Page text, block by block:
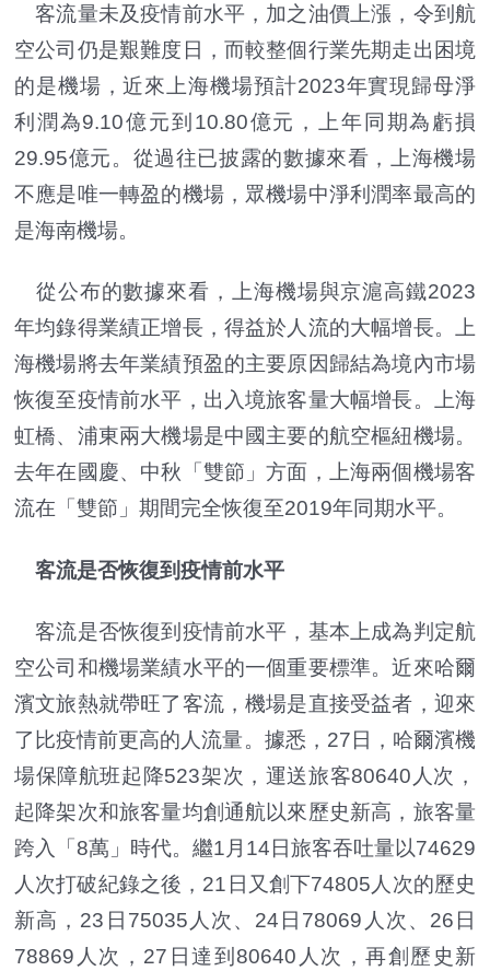
客流量未及疫情前水平，加之油價上漲，令到航
空公司仍是艱難度日，而較整個行業先期走出困境
的是機場，近來上海機場預計2023年實現歸母淨
利潤為9.10億元到10.80億元，上年同期為虧損
29.95億元。從過往已披露的數據來看，上海機場
不應是唯一轉盈的機場，眾機場中淨利潤率最高的
是海南機場。
從公布的數據來看，上海機場與京滬高鐵2023
年均錄得業績正增長，得益於人流的大幅增長。上
海機場將去年業績預盈的主要原因歸結為境內市場
恢復至疫情前水平，出入境旅客量大幅增長。上海
虹橋、浦東兩大機場是中國主要的航空樞紐機場。
去年在國慶、中秋「雙節」方面，上海兩個機場客
流在「雙節」期間完全恢復至2019年同期水平。
客流是否恢復到疫情前水平
客流是否恢復到疫情前水平，基本上成為判定航
空公司和機場業績水平的一個重要標準。近來哈爾
濱文旅熱就帶旺了客流，機場是直接受益者，迎來
了比疫情前更高的人流量。據悉，27日，哈爾濱機
場保障航班起降523架次，運送旅客80640人次，
起降架次和旅客量均創通航以來歷史新高，旅客量
跨入「8萬」時代。繼1月14日旅客吞吐量以74629
人次打破紀錄之後，21日又創下74805人次的歷史
新高，23日75035人次、24日78069人次、26日
78869人次，27日達到80640人次，再創歷史新